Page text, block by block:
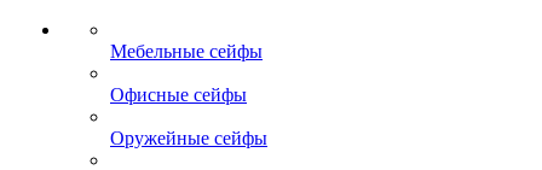
Мебельные сейфы
Офисные сейфы
Оружейные сейфы